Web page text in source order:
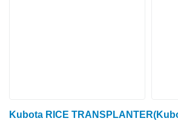
Kubota RICE